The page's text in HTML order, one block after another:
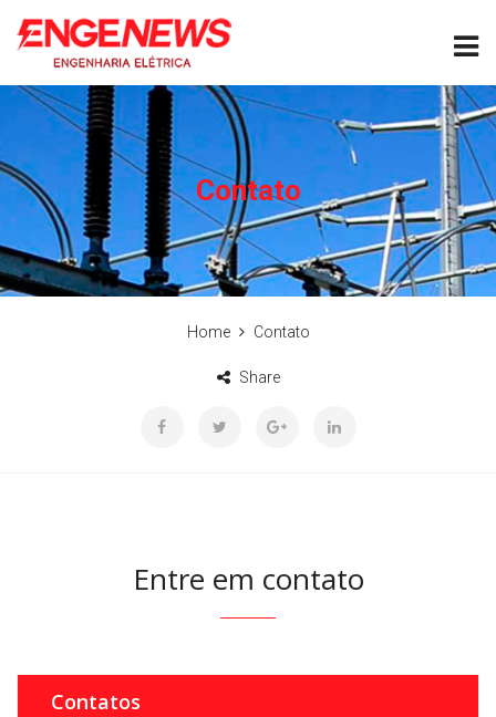
Contato
Home Contato
Share
Entre em contato
Contatos